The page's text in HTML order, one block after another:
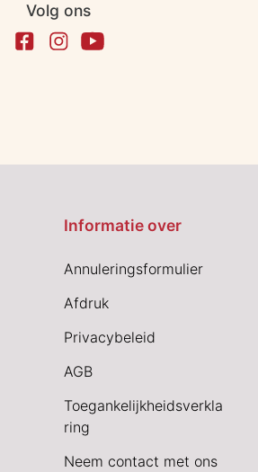
Volg ons
Informatie over
Annuleringsformulier
Afdruk
Privacybeleid
AGB
Toegankelijkheidsverkla
ring
Neem contact met ons